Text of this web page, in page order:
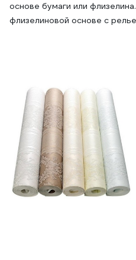
основе бумаги или
флизелиновой основе с